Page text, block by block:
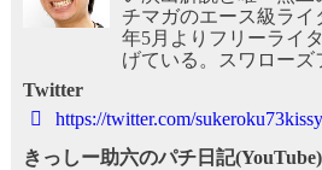
チマガのエース級ライ
年5月よりフリーライ
げている。スワローズ
Twitter
https://twitter.com/sukeroku73kissy
きっしー助六のパチ日記(YouTube)